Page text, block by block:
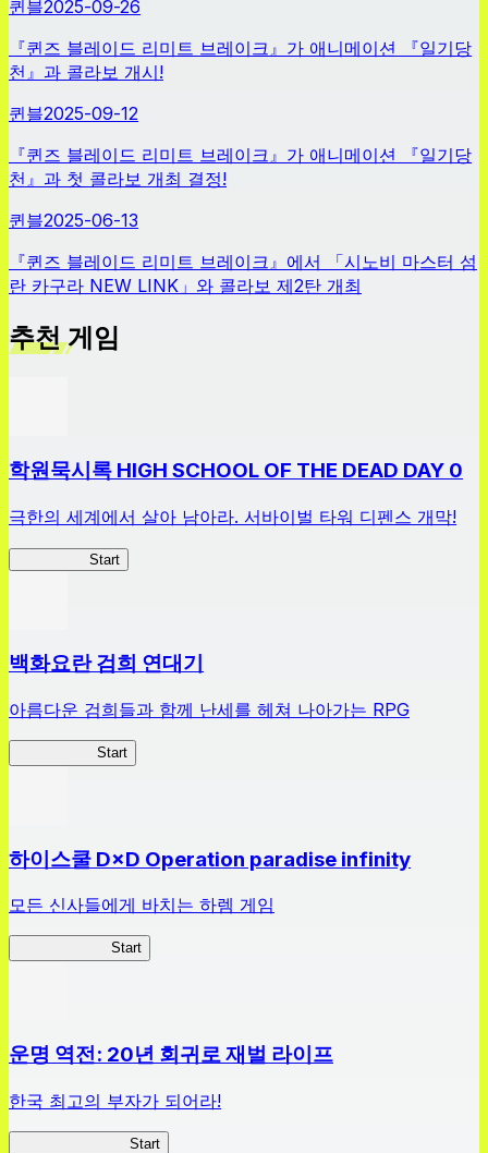
퀸블2025-09-26
『퀸즈 블레이드 리미트 브레이크』가 애니메이션 『일기당
천』과 콜라보 개시!
퀸블2025-09-12
『퀸즈 블레이드 리미트 브레이크』가 애니메이션 『일기당
천』과 첫 콜라보 개최 결정!
퀸블2025-06-13
『퀸즈 블레이드 리미트 브레이크』에서 「시노비 마스터 섬
란 카구라 NEW LINK」와 콜라보 제2탄 개최
추천 게임
학원묵시록 HIGH SCHOOL OF THE DEAD DAY 0
극한의 세계에서 살아 남아라. 서바이벌 타워 디펜스 개막!
Start
백화요란 검희 연대기
아름다운 검희들과 함께 난세를 헤쳐 나아가는 RPG
Start
하이스쿨 D×D Operation paradise infinity
모든 신사들에게 바치는 하렘 게임
Start
운명 역전: 20년 회귀로 재벌 라이프
한국 최고의 부자가 되어라!
Start